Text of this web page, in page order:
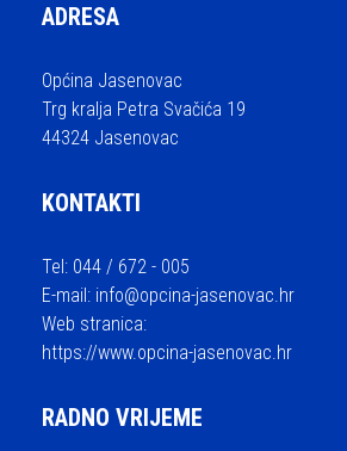
ADRESA
Općina Jasenovac
Trg kralja Petra Svačića 19
44324 Jasenovac
KONTAKTI
Tel: 044 / 672 - 005
E-mail: info@opcina-jasenovac.hr
Web stranica:
https://www.opcina-jasenovac.hr
RADNO VRIJEME